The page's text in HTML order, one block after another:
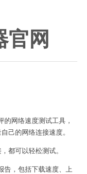
官网
网络速度测试工具，
己的网络连接速度。
可以轻松测试。
，包括下载速度、上